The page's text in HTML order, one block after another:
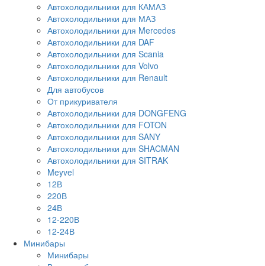
Автохолодильники для КАМАЗ
Автохолодильники для МАЗ
Автохолодильники для Mercedes
Автохолодильники для DAF
Автохолодильники для Scania
Автохолодильники для Volvo
Автохолодильники для Renault
Для автобусов
От прикуривателя
Автохолодильники для DONGFENG
Автохолодильники для FOTON
Автохолодильники для SANY
Автохолодильники для SHACMAN
Автохолодильники для SITRAK
Meyvel
12В
220В
24В
12-220В
12-24В
Минибары
Минибары